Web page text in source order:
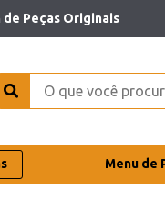
de Peças Originais
Menu de